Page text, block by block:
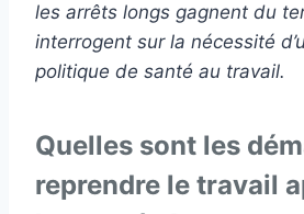
les arrêts longs gagnent du
interrogent sur la nécessité
politique de santé au travail.
Quelles sont les
reprendre le travail